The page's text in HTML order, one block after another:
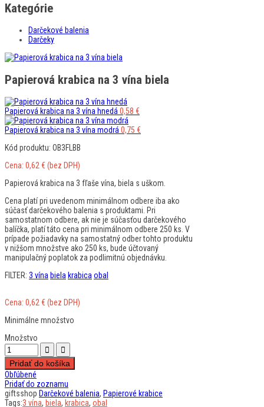
Kategórie
Darčekové balenia
Darčeky
Papierová krabica na 3 vína biela
Papierová krabica na 3 vína hnedá 0,58 €
Papierová krabica na 3 vína modrá 0,75 €
Kód produktu: OB3FLBB
Cena: 0,62 €(bez DPH)
Papierová krabica na 3 fľaše vína, biela s uškom.
Cena platí pri uvedenom minimálnom odbere iba ako
súčasť darčekového balenia s produktami. Pri
samostatnom odbere, ak nie je súčasťou darčekového
balíčka, platí táto cena pri minimálnom odbere 250 ks. V
prípade požiadavky na samostatný odber tohto produktu
v nižšom množstve ako 250 ks, bude účtovaný
manipulačný poplatok za podlimitnú objednávku.
FILTER: 3 vína biela krabica obal
Cena: 0,62 €(bez DPH)
Minimálne množstvo
Množstvo
Pridať do košíka
Obľúbené
Pridať do zoznamu
giftsshop Darčekové balenia, Papierové krabice
Tags:3 vína, biela, krabica, obal